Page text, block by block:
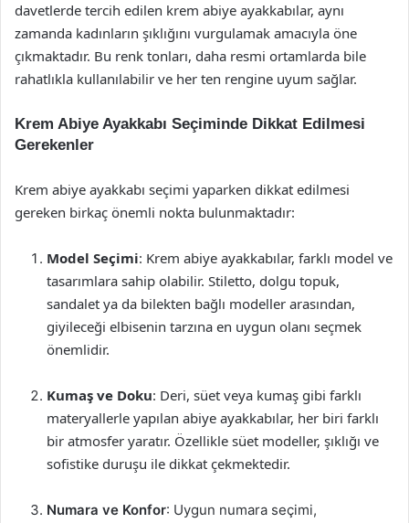
davetlerde tercih edilen krem abiye ayakkabılar, aynı
zamanda kadınların şıklığını vurgulamak amacıyla öne
çıkmaktadır. Bu renk tonları, daha resmi ortamlarda bile
rahatlıkla kullanılabilir ve her ten rengine uyum sağlar.
Krem Abiye Ayakkabı Seçiminde Dikkat Edilmesi
Gerekenler
Krem abiye ayakkabı seçimi yaparken dikkat edilmesi
gereken birkaç önemli nokta bulunmaktadır:
Model Seçimi: Krem abiye ayakkabılar, farklı model ve
tasarımlara sahip olabilir. Stiletto, dolgu topuk,
sandalet ya da bilekten bağlı modeller arasından,
giyileceği elbisenin tarzına en uygun olanı seçmek
önemlidir.
Kumaş ve Doku: Deri, süet veya kumaş gibi farklı
materyallerle yapılan abiye ayakkabılar, her biri farklı
bir atmosfer yaratır. Özellikle süet modeller, şıklığı ve
sofistike duruşu ile dikkat çekmektedir.
Numara ve Konfor: Uygun numara seçimi,